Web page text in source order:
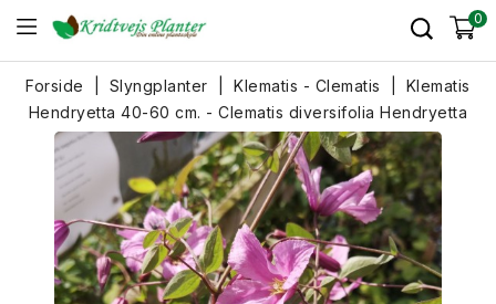
0
Forside Slyngplanter Klematis - Clematis
Klematis
Hendryetta 40-60 cm. - Clematis diversifolia Hendryetta